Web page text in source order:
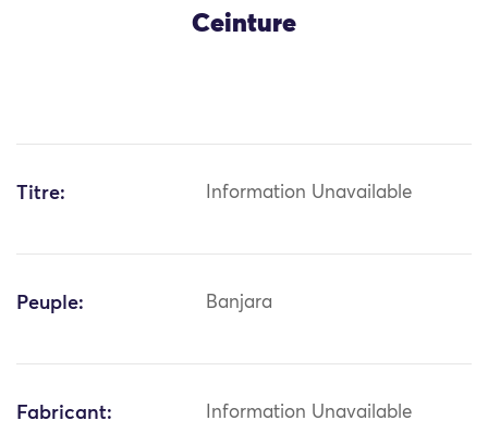
Ceinture
Titre: Information Unavailable
Peuple: Banjara
Fabricant: Information Unavailable